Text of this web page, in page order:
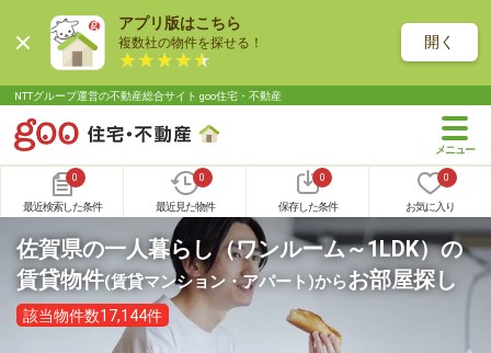
アプリ版はこちら
複数社の物件を探せる！ 開く
NTTグループ運営の不動産総合サイト goo住宅・不動産
0
最近検索した条件
0
最近見た物件
0
保存した条件
0
お気に入り
佐賀県の一人暮らし（ワンルーム～1LDK）の
賃貸物件(賃貸マンション・アパート)からお部屋探し
該当物件数17,144件